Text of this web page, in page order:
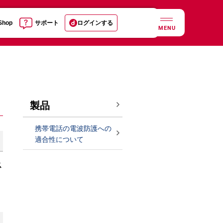
サポート ログインする
MENU
製品
携帯電話の電波防護への
適合性について